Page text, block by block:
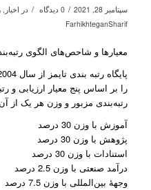
سپتامبر 28, 2021 / 0 دیدگاه / در اخبار ,
FarhikhteganSharif
معیارها و شاحص‌های الگوی
را بر اساس پنج معیار ارزیابی و
رتبه‌بندی مزبور و وزن هر یک از
آموزش با وزن 30 درصد
پژوهش با وزن 30 درصد
استنادات با وزن 30 درصد
درآمد صنعتی با وزن 2.5 درصد
وجهۀ بین‌المللی با وزن 7.5 درصد